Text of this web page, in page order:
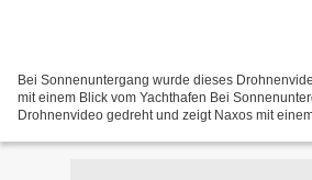
Bei Sonnenuntergang wurde dieses
mit einem Blick vom Yachthafen Bei
Drohnenvideo gedreht und zeigt Naxos mit